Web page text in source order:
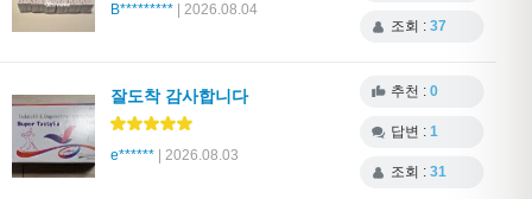
B********* | 2026.08.04
조회 : 37
잘도착 감사합니다
e****** | 2026.08.03
추천 : 0
답변 : 1
조회 : 31